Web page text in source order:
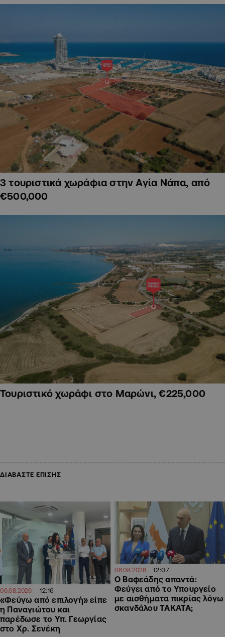
3 τουριστικά χωράφια στην Αγία Νάπα, από
€500,000
Τουριστικό χωράφι στο Μαρώνι, €225,000
ΔΙΑΒΑΣΤΕ ΕΠΙΣΗΣ
06.08.2026 12:16
«Φεύγω από επιλογή» είπε
η Παναγιώτου και
παρέδωσε το Υπ. Γεωργίας
στο Χρ. Σενέκη
06.08.2026 12:07
Ο Βαφεάδης απαντά:
Φεύγει από το Υπουργείο
με αισθήματα πικρίας λόγω
σκανδάλου ΤΑΚΑΤΑ;